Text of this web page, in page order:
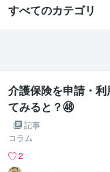
すべてのカテゴリ
介護保険を申請・
てみると？㊽
記事
コラム
2